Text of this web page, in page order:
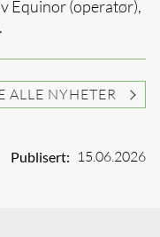
Publisert: 15.06.2026
Equinor (operatør),
ALLE NYHETER